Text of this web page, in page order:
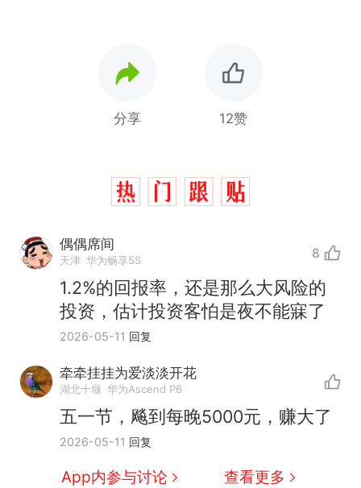
分享 12赞
偶偶席间
天津 华为畅享5S 8
1.2%的回报率，还是那么大风险的
投资，估计投资客怕是夜不能寐了
2026-05-11 回复
牵牵挂挂为爱淡淡开花
湖北十堰 华为Ascend P6
五一节，飚到每晚5000元，赚大了
2026-05-11 回复
App内参与讨论 查看更多
热
那个在床头放菜刀的女孩，
因老师一句“跟我回家”改写了
人生
新
费大厨“全国小炒肉大王”称
号，仅凭视频评出？中国烹饪
协会回应
台风"白海豚"中心附近最大风